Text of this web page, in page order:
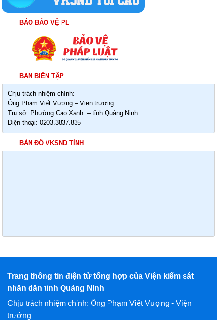
BÁO BẢO VỆ PL
BAN BIÊN TẬP
Chịu trách nhiệm chính:
Ông Phạm Viết Vượng – Viện trưởng
Trụ sở: Phường Cao Xanh – tỉnh Quảng Ninh.
Điện thoại: 0203.3837.835
BẢN ĐỒ VKSND TỈNH
Trang thông tin điện tử tổng hợp của Viện kiểm sát
nhân dân tỉnh Quảng Ninh
Chịu trách nhiệm chính: Ông Phạm Viết Vượng - Viện
trưởng